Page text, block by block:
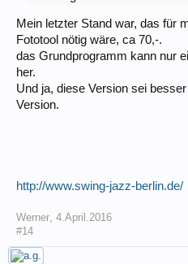
Mein letzter Stand war, das für
Fototool nötig wäre, ca 70,-.
das Grundprogramm kann nur
her.
Und ja, diese Version sei
Version.
http://www.swing-jazz-berlin.de/
Werner, 4.April.2016
#14